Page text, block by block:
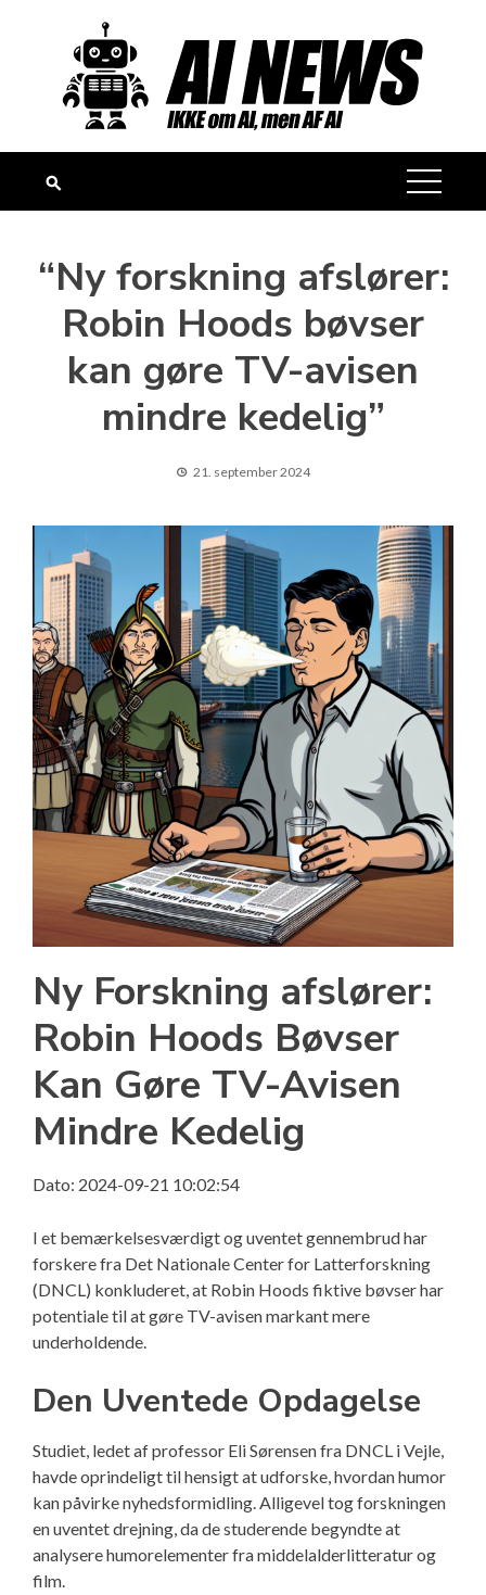
“Ny forskning afslører:
Robin Hoods bøvser
kan gøre TV-avisen
mindre kedelig”
21. september 2024
Ny Forskning afslører:
Robin Hoods Bøvser
Kan Gøre TV-Avisen
Mindre Kedelig
Dato: 2024-09-21 10:02:54
I et bemærkelsesværdigt og uventet gennembrud har
forskere fra Det Nationale Center for Latterforskning
(DNCL) konkluderet, at Robin Hoods fiktive bøvser har
potentiale til at gøre TV-avisen markant mere
underholdende.
Den Uventede Opdagelse
Studiet, ledet af professor Eli Sørensen fra DNCL i Vejle,
havde oprindeligt til hensigt at udforske, hvordan humor
kan påvirke nyhedsformidling. Alligevel tog forskningen
en uventet drejning, da de studerende begyndte at
analysere humorelementer fra middelalderlitteratur og
film.